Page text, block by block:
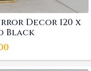
Decor 120 x
Black